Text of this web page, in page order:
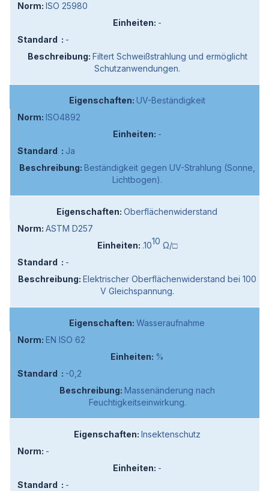
ISO 25980
-
-
Filtert Schweißstrahlung und ermöglicht
Schutzanwendungen.
UV-Beständigkeit
ISO4892
-
Ja
Beständigkeit gegen UV-Strahlung (Sonne,
Lichtbogen).
Oberflächenwiderstand
ASTM D257
.1010 Ω/□
-
Elektrischer Oberflächenwiderstand bei 100
V Gleichspannung.
Wasseraufnahme
EN ISO 62
%
-0,2
Massenänderung nach
Feuchtigkeitseinwirkung.
Insektenschutz
-
-
-